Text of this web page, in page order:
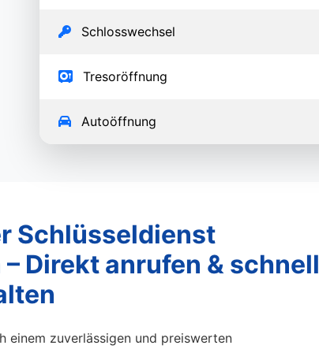
Schlosswechsel
Tresoröffnung
Autoöffnung
Schlüsseldienst
– Direkt anrufen & schnell
einem zuverlässigen und preiswerten